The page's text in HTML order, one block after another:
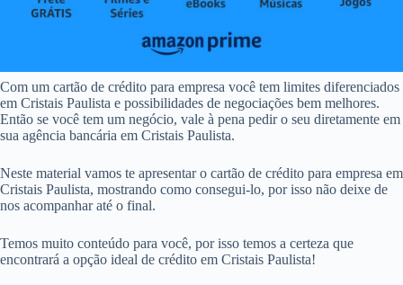
Com um cartão de crédito para empresa você tem limites diferenciados
em Cristais Paulista e possibilidades de negociações bem melhores.
Então se você tem um negócio, vale à pena pedir o seu diretamente em
sua agência bancária em Cristais Paulista.
Neste material vamos te apresentar o cartão de crédito para empresa em
Cristais Paulista, mostrando como consegui-lo, por isso não deixe de
nos acompanhar até o final.
Temos muito conteúdo para você, por isso temos a certeza que
encontrará a opção ideal de crédito em Cristais Paulista!